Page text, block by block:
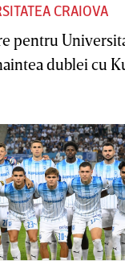
CRAIOVA
pentru
dublei cu